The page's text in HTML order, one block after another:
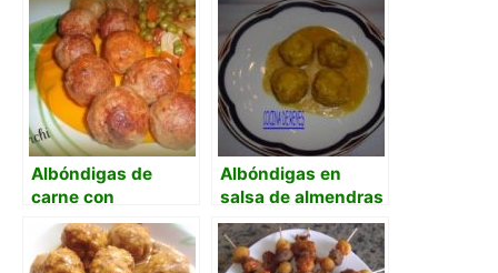
Albóndigas de
carne con
guarnición de
verduras
Albóndigas en
salsa de almendras
con azafrán